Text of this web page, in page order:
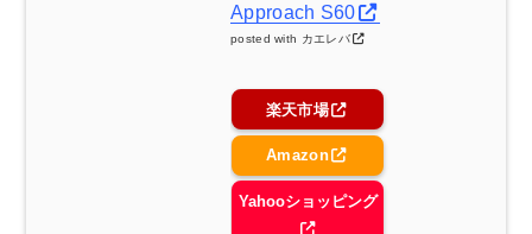
Approach S60
posted with カエレバ
楽天市場
Amazon
Yahooショッピング